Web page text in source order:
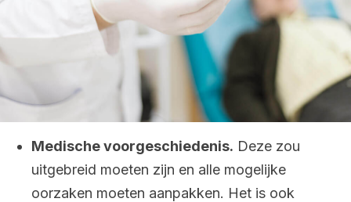
Medische voorgeschiedenis. Deze zou
uitgebreid moeten zijn en alle mogelijke
oorzaken moeten aanpakken. Het is ook